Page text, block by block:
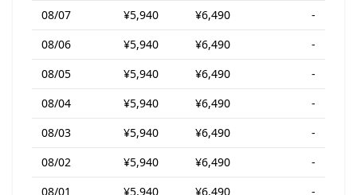
08/07
¥5,940 ¥6,490
-
08/06
¥5,940 ¥6,490
-
08/05
¥5,940 ¥6,490
-
08/04
¥5,940 ¥6,490
-
08/03
¥5,940 ¥6,490
-
08/02
¥5,940 ¥6,490
-
08/01
¥5,940 ¥6,490 -